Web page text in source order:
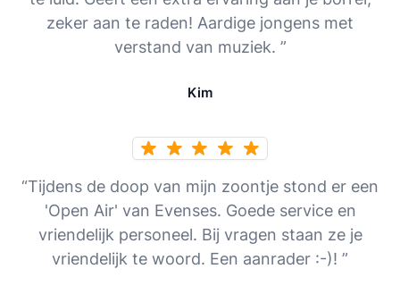
zeker aan te raden! Aardige jongens met
verstand van muziek. ”
Kim
“Tijdens de doop van mijn zoontje stond er een
'Open Air' van Evenses. Goede service en
vriendelijk personeel. Bij vragen staan ze je
vriendelijk te woord. Een aanrader :-)! ”